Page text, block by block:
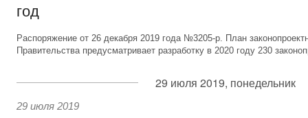
год
Распоряжение от 26 декабря 2019 года №3205-р. План
Правительства предусматривает разработку в 2020 году 230
29 июля 2019, понедельник
29 июля 2019